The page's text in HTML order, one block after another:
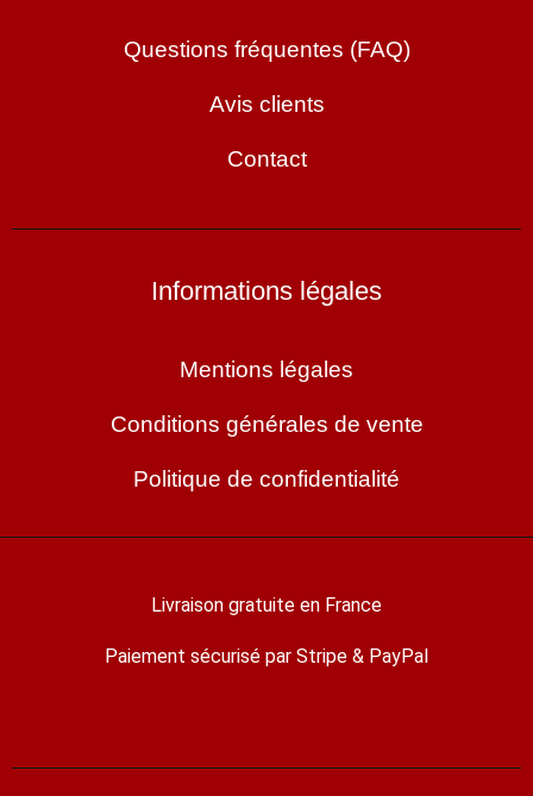
Questions fréquentes (FAQ)
Avis clients
Contact
Informations légales
Mentions légales
Conditions générales de vente
Politique de confidentialité
Livraison gratuite en France
Paiement sécurisé par Stripe & PayPal